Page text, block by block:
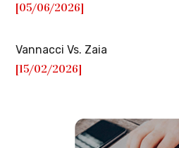
[05/06/2026]
Vannacci Vs. Zaia
[15/02/2026]